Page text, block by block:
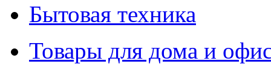
Бытовая техника
Товары для дома и